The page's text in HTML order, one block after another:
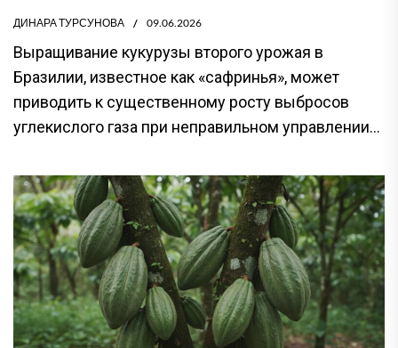
ДИНАРА ТУРСУНОВА 09.06.2026
Выращивание кукурузы второго урожая в
Бразилии, известное как «сафринья», может
приводить к существенному росту выбросов
углекислого газа при неправильном управлении...